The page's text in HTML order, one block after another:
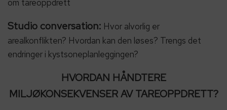
om tareoppdrett
Studio conversation: Hvor alvorlig er
arealkonflikten? Hvordan kan den løses? Trengs det
endringer i kystsoneplanleggingen?
HVORDAN HÅNDTERE
MILJØKONSEKVENSER AV TAREOPPDRETT?